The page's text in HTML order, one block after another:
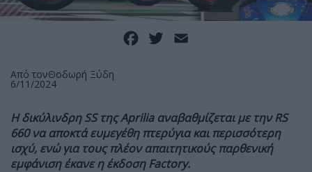
Facebook
Twitter
Από τονΘοδωρή Ξύδη
6/11/2024
Η δικύλινδρη SS της Aprilia αναβαθμίζεται με την RS
660 να αποκτά ευμεγέθη πτερύγια και περισσότερη
ισχύ, ενώ για τους πλέον απαιτητικούς παρθενική
εμφάνιση έκανε η έκδοση Factory.